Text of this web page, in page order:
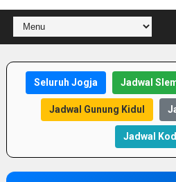
Seluruh Jogja Jadwal
Jadwal Gunung Kidul
Jadwal